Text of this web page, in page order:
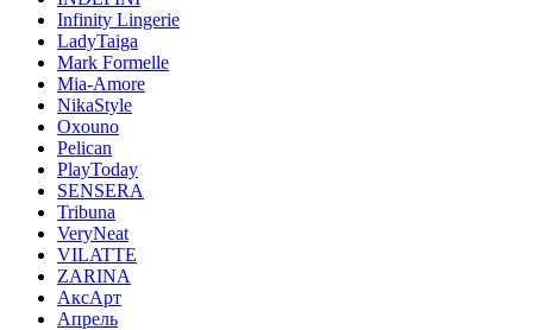
Infinity Lingerie
LadyTaiga
Mark Formelle
Mia-Amore
NikaStyle
Oxouno
Pelican
PlayToday
SENSERA
Tribuna
VeryNeat
VILATTE
ZARINA
АксАрт
Апрель